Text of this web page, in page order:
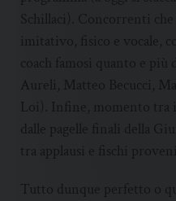
Schillaci). Concorrenti
imitativo, fisico e vocale,
coach famosi quanto e più
Aureli, Matteo Becucci,
Loi). Infine, momento tra
dalle pagelle finali della
tra applausi e fischi
Tutto dunque perfetto o